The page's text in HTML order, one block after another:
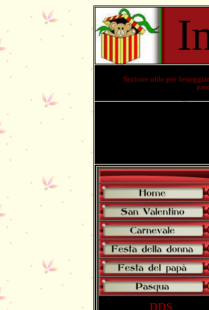
Sezione utile per
pps